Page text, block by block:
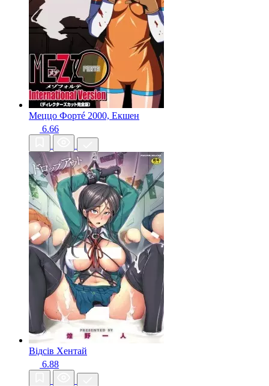
Меццо Фортé 2000, Екшен
6.66
Відсів Хентай
6.88